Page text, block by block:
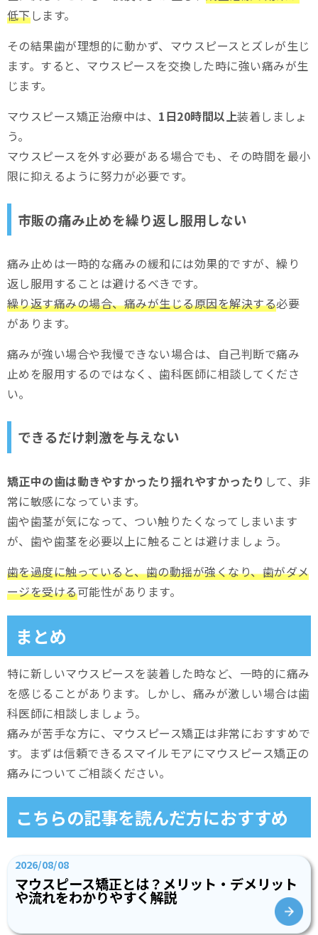
低下します。
その結果歯が理想的に動かず、マウスピースとズレが生じ
ます。すると、マウスピースを交換した時に強い痛みが生
じます。
マウスピース矯正治療中は、 1日20時間以上装着しましょ
う。
マウスピースを外す必要がある場合でも、その時間を最小
限に抑えるように努力が必要です。
市販の痛み止めを繰り返し服用しない
痛み止めは一時的な痛みの緩和には効果的ですが、繰り
返し服用することは避けるべきです。
繰り返す痛みの場合、痛みが生じる原因を解決する必要
があります。
痛みが強い場合や我慢できない場合は、自己判断で痛み
止めを服用するのではなく、歯科医師に相談してくださ
い。
できるだけ刺激を与えない
矯正中の歯は動きやすかったり揺れやすかったり して、非
常に敏感になっています。
歯や歯茎が気になって、つい触りたくなってしまいます
が、歯や歯茎を必要以上に触ることは避けましょう。
歯を過度に触っていると、歯の動揺が強くなり、歯がダメ
ージを受ける可能性があります。
まとめ
特に新しいマウスピースを装着した時など、一時的に痛み
を感じることがあります。しかし、痛みが激しい場合は歯
科医師に相談しましょう。
痛みが苦手な方に、マウスピース矯正は非常におすすめで
す。まずは信頼できるスマイルモアにマウスピース矯正の
痛みについてご相談ください。
こちらの記事を読んだ方におすすめ
2026/08/08
マウスピース矯正とは？メリット・デメリット
や流れをわかりやすく解説